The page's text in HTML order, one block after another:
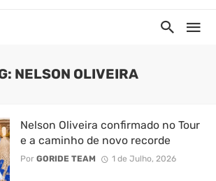
NELSON OLIVEIRA
Nelson Oliveira confirmado no Tour
e a caminho de novo recorde
Por GORIDE TEAM 1 de Julho, 2026